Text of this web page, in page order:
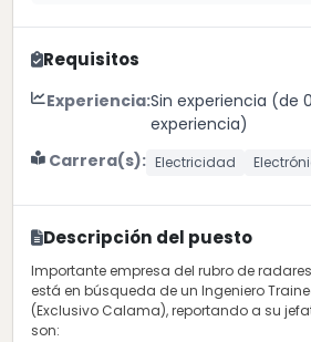
Requisitos
Experiencia:Sin experiencia (de
experiencia)
Carrera(s): Electricidad
Descripción del puesto
Importante empresa del rubro de
está en búsqueda de un Ingeniero
(Exclusivo Calama), reportando a su
son: